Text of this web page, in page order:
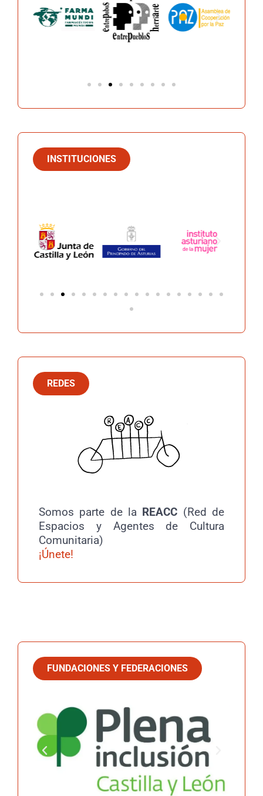
INSTITUCIONES
REDES
Somos parte de la REACC (Red de
Espacios y Agentes de Cultura
Comunitaria)
¡Únete!
FUNDACIONES Y FEDERACIONES